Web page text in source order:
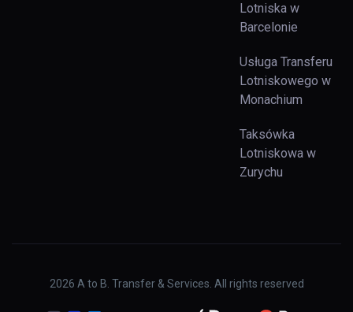
Lotniska w
Barcelonie
Usługa Transferu
Lotniskowego w
Monachium
Taksówka
Lotniskowa w
Zurychu
2026 A to B. Transfer & Services. All rights reserved